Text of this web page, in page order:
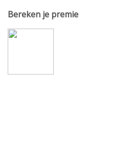
Bereken je premie